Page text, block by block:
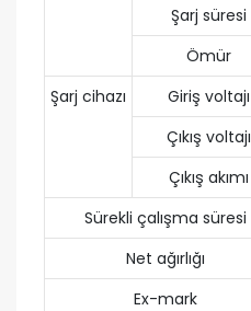
Şarj süresi
Ömür
Şarj cihazı
Giriş voltajı
Çıkış voltajı
Çıkış akımı
Sürekli çalışma süresi
Net ağırlığı
Ex-mark